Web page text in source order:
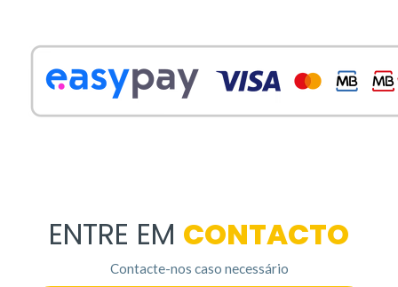
ENTRE EM CONTACTO
Contacte-nos caso necessário